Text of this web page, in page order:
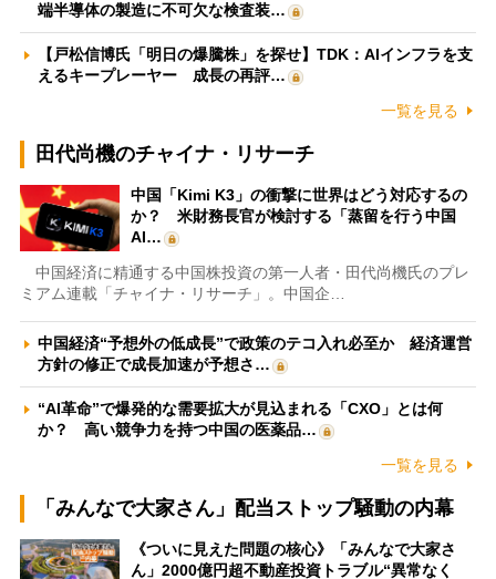
端半導体の製造に不可欠な検査装…
【戸松信博氏「明日の爆騰株」を探せ】TDK：AIインフラを支
えるキープレーヤー 成長の再評…
一覧を見る
田代尚機のチャイナ・リサーチ
中国「Kimi K3」の衝撃に世界はどう対応するの
か？ 米財務長官が検討する「蒸留を行う中国
AI…
中国経済に精通する中国株投資の第一人者・田代尚機氏のプレ
ミアム連載「チャイナ・リサーチ」。中国企…
中国経済“予想外の低成長”で政策のテコ入れ必至か 経済運営
方針の修正で成長加速が予想さ…
“AI革命”で爆発的な需要拡大が見込まれる「CXO」とは何
か？ 高い競争力を持つ中国の医薬品…
一覧を見る
「みんなで大家さん」配当ストップ騒動の内幕
《ついに見えた問題の核心》「みんなで大家さ
ん」2000億円超不動産投資トラブル“異常なく